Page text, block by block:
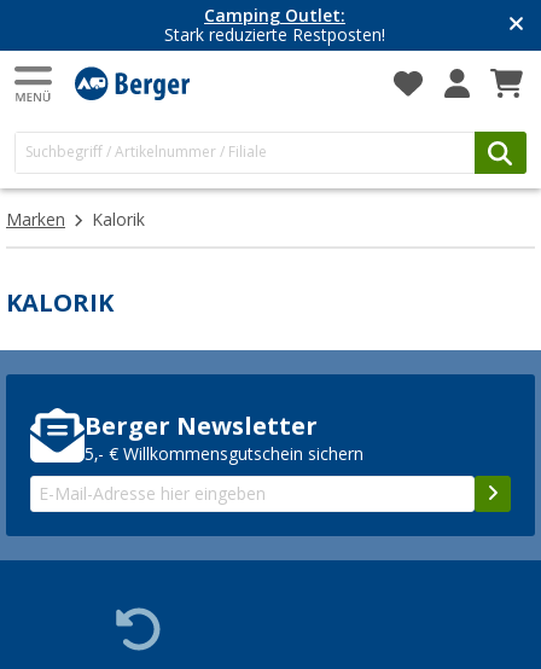
Camping Outlet:
Stark reduzierte Restposten!
Marken Kalorik
KALORIK
Berger Newsletter
5,- € Willkommensgutschein sichern